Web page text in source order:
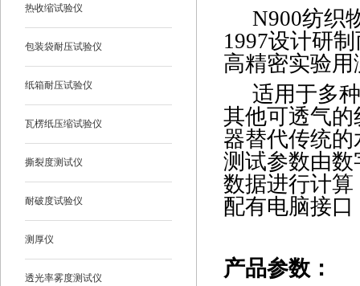
热收缩试验仪
包装袋耐压试验仪
纸箱耐压试验仪
瓦楞纸压缩试验仪
撕裂度测试仪
耐破度试验仪
测厚仪
透光率雾度测试仪
N900纺织
1997设计研
高精密实验
适用于多
其他可透气
器替代传统
测试参数由
数据进行计
配有电脑接
产品参数 ：